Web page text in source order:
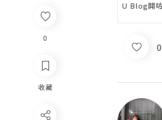
0
收藏
U Blog開